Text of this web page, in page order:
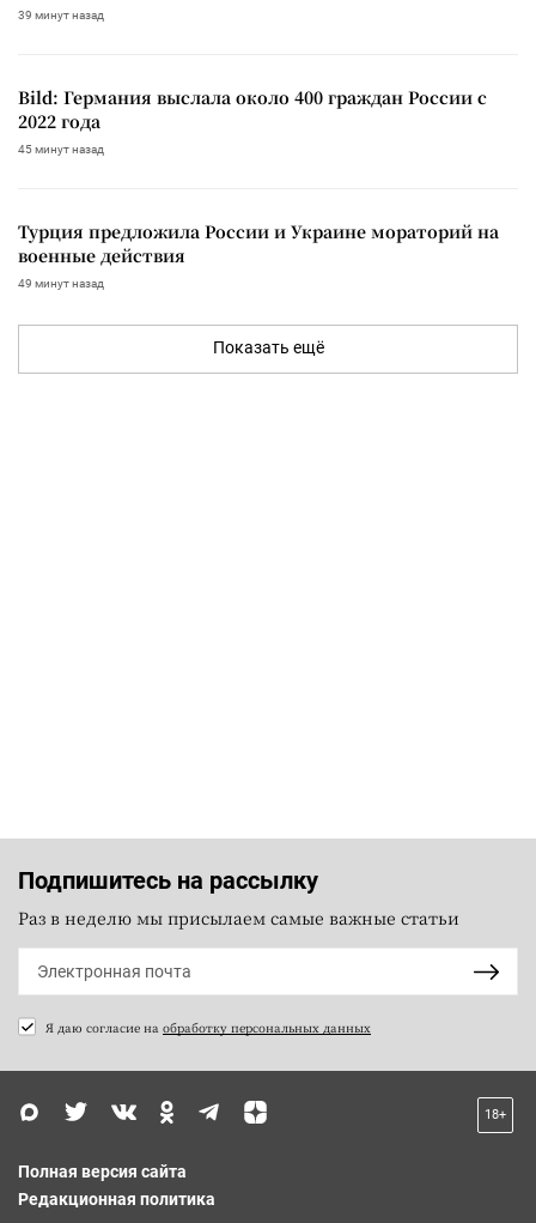
39 минут назад
Bild: Германия выслала около 400 граждан России с
2022 года
45 минут назад
Турция предложила России и Украине мораторий на
военные действия
49 минут назад
Показать ещё
Подпишитесь на рассылку
Раз в неделю мы присылаем самые важные статьи
Я даю согласие на обработку персональных данных
18+
Полная версия сайта
Редакционная политика